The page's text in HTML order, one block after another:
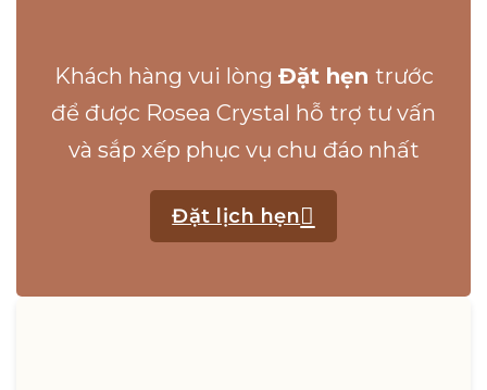
Khách hàng vui lòng Đặt hẹn trước
để được Rosea Crystal hỗ trợ tư vấn
và sắp xếp phục vụ chu đáo nhất
Đặt lịch hẹn